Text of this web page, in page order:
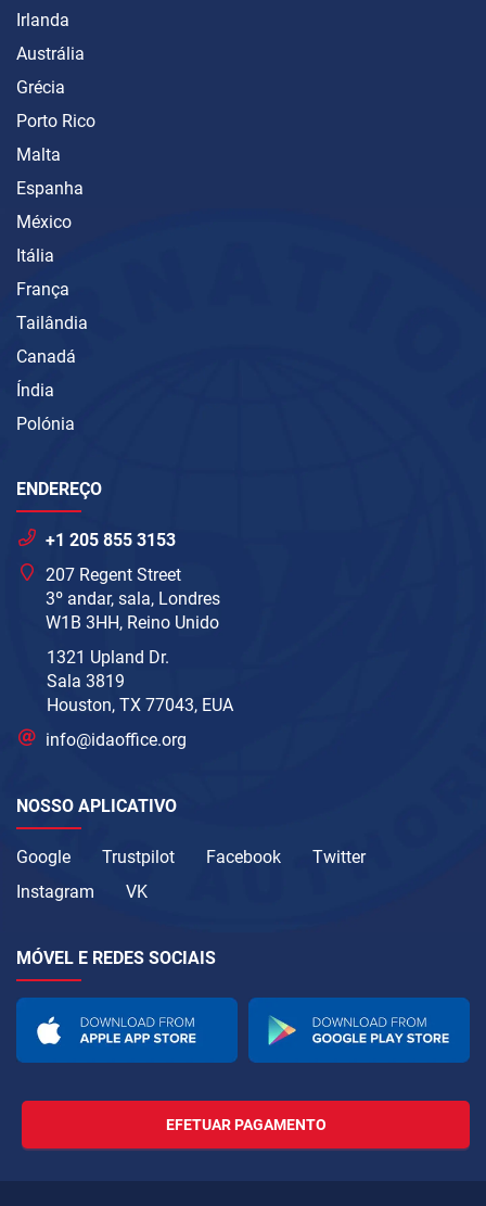
Irlanda
Austrália
Grécia
Porto Rico
Malta
Espanha
México
Itália
França
Tailândia
Canadá
Índia
Polónia
ENDEREÇO
+1 205 855 3153
207 Regent Street
3º andar, sala, Londres
W1B 3HH, Reino Unido
1321 Upland Dr.
Sala 3819
Houston, TX 77043, EUA
info@idaoffice.org
NOSSO APLICATIVO
Google Trustpilot Facebook
Twitter
Instagram
VK
MÓVEL E REDES SOCIAIS
EFETUAR PAGAMENTO